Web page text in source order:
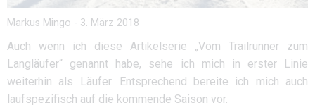
Markus Mingo - 3. März 2018
Auch wenn ich diese Artikelserie „Vom Trailrunner zum
Langläufer“ genannt habe, sehe ich mich in erster Linie
weiterhin als Läufer. Entsprechend bereite ich mich auch
laufspezifisch auf die kommende Saison vor.